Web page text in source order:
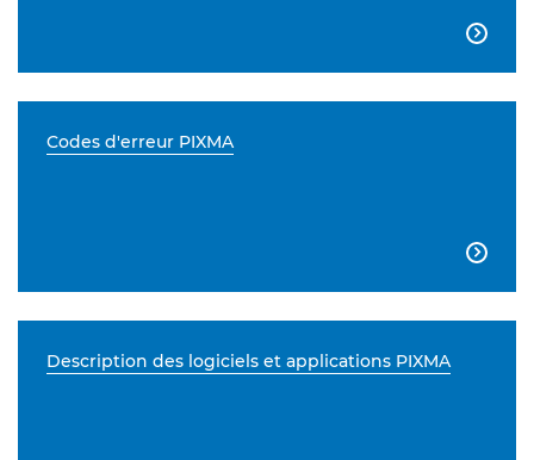

Codes d'erreur PIXMA

Description des logiciels et applications PIXMA